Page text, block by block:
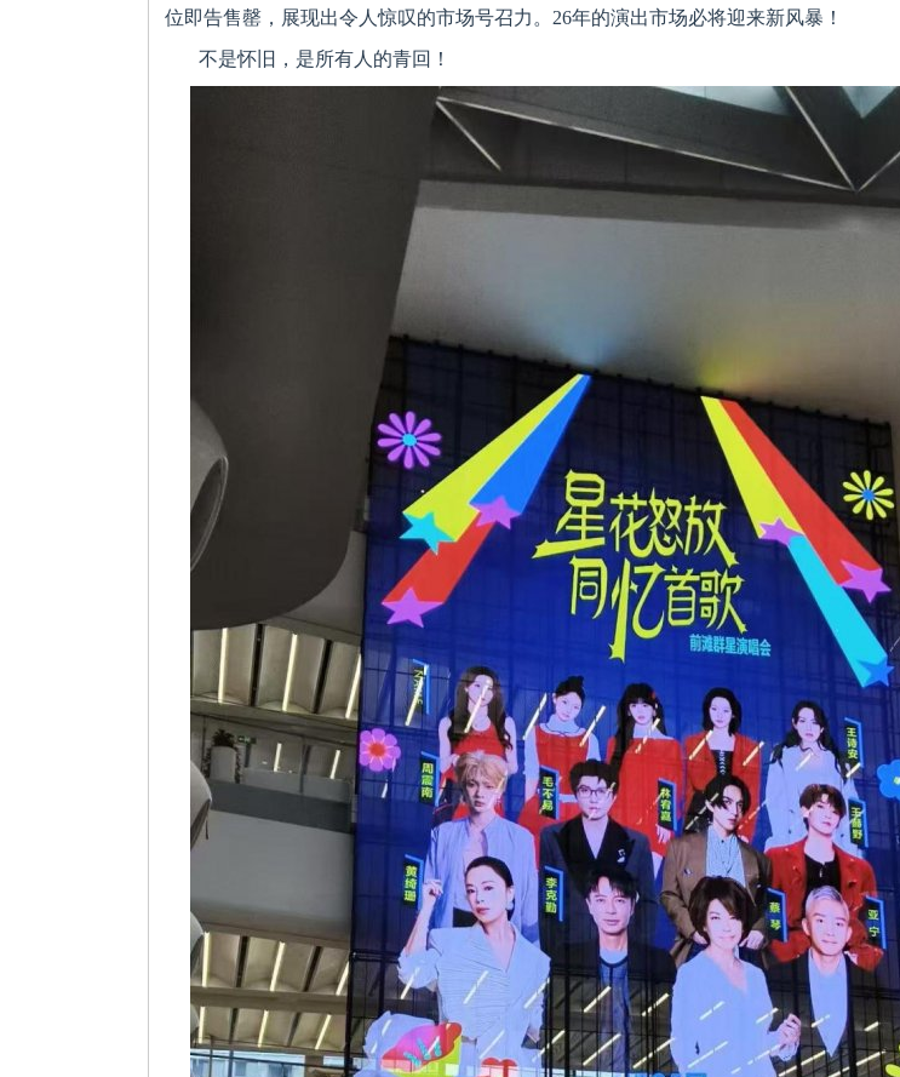
位即告售罄，展现出令人惊叹的市场号召力。26年的演出市场必将迎来新风暴！
不是怀旧，是所有人的青回！